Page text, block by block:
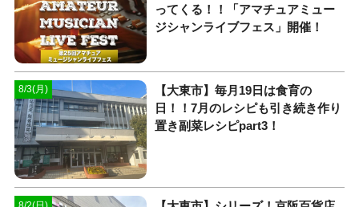
ってくる！！「アマチュアミュー
ジシャンライブフェス」開催！
8/3(月)
【大東市】毎月19日は食育の
日！！7月のレシピも引き続き作り
置き副菜レシピpart3！